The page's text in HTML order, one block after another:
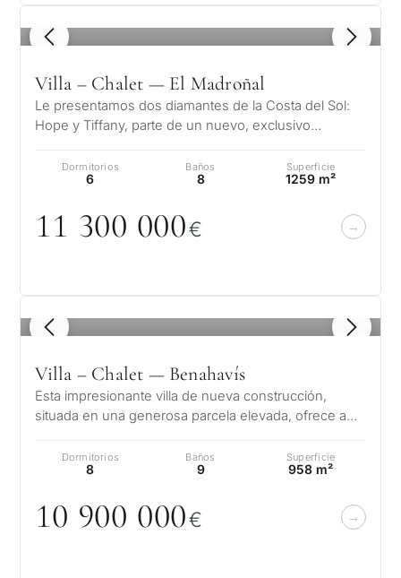
1 / 8
Villa – Chalet — El Madroñal
Le presentamos dos diamantes de la Costa del Sol:
Hope y Tiffany, parte de un nuevo, exclusivo
Dormitorios
6
Baños
8
Superficie
1259 m²
11 300 000€
1 / 8
Villa – Chalet — Benahavís
Esta impresionante villa de nueva construcción,
situada en una generosa parcela elevada, ofrece a
Dormitorios
8
Baños
9
Superficie
958 m²
10 900 000€